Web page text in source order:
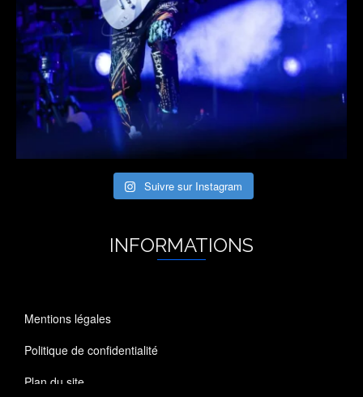
Suivre sur Instagram
INFORMATIONS
Mentions légales
Politique de confidentialité
Plan du site